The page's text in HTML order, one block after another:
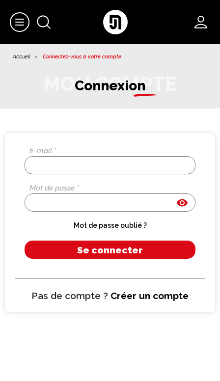
Accueil Connectez-vous à votre compte
Connexion
E-mail *
Mot de passe *
visibility
Mot de passe oublié ?
Se connecter
Pas de compte ? Créer un compte